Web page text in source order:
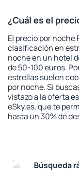
¿Cuál es el
El precio por noche
clasificación en
noche en un hotel
de 50-100 euros.
estrellas suelen
por noche. Si
vistazo a la oferta
eSky.es, que te
hasta un 30% de
Búsqueda